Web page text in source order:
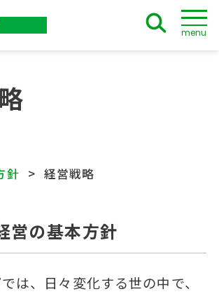
menu
針 経営戦略
営の基本方針
は、日々変化する世の中で、